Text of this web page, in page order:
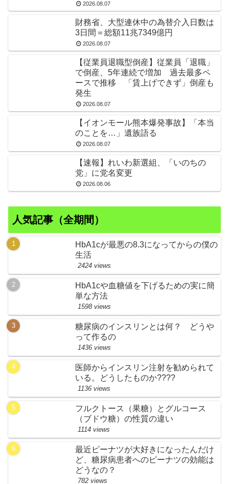
2026.08.07
財務省、大型連休中の為替介入日数は
3日間＝総額11兆7349億円
2026.08.07
【従業員退職型倒産】従業員「退職」
で倒産、5年連続で増加 過去最多ペ
ースで推移 「賃上げできず」倒産も
発生
2026.08.07
【イオンモール熊本爆発事故】「本当
のことを…」遺族語る
2026.08.07
【速報】れいわ新選組、「いのちの
党」に党名変更
2026.08.06
人気記事（全期間）
HbA1cが最悪の8.3になってからの僕の
生活
2424 views
HbA1cや血糖値を下げるための実に簡
単な方法
1598 views
糖尿病のインスリンとは何？ どうや
って作るの
1436 views
医師からインスリン注射を勧められて
いる。どうしたものか????
1136 views
フルクトース（果糖）とグルコース
（ブドウ糖）の性質の違い
1114 views
最近ピーナツが大好きになったんだけ
ど、糖尿病患者へのピーナツの効能は
どうなの？
782 views